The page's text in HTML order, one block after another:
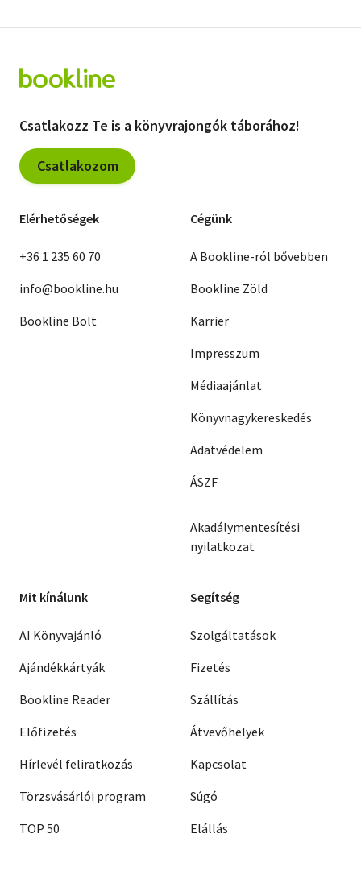
Csatlakozz Te is a könyvrajongók táborához!
Csatlakozom
Elérhetőségek
+36 1 235 60 70
info@bookline.hu
Bookline Bolt
Cégünk
A Bookline-ról bővebben
Bookline Zöld
Karrier
Impresszum
Médiaajánlat
Könyvnagykereskedés
Adatvédelem
ÁSZF
Akadálymentesítési
nyilatkozat
Mit kínálunk
AI Könyvajánló
Ajándékkártyák
Bookline Reader
Előfizetés
Hírlevél feliratkozás
Törzsvásárlói program
TOP 50
Segítség
Szolgáltatások
Fizetés
Szállítás
Átvevőhelyek
Kapcsolat
Súgó
Elállás